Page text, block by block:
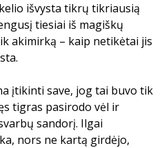
išvysta tikrų tikriausią
tiesiai iš magiškų
akimirką – kaip netikėtai jis
įtikinti save, jog tai buvo tik
tigras pasirodo vėl ir
sandorį. Ilgai
nors ne kartą girdėjo,